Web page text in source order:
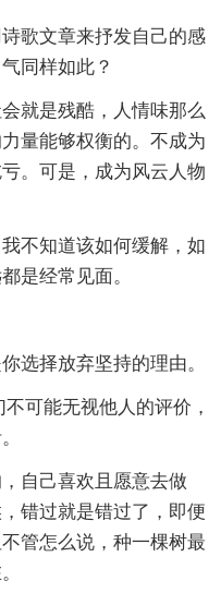
歌文章来抒发自己的感
同样如此？
就是残酷，人情味那么
量能够权衡的。不成为
。可是，成为风云人物
不知道该如何缓解，如
是经常见面。
选择放弃坚持的理由。
可能无视他人的评价，
自己喜欢且愿意去做
错过就是错过了，即便
管怎么说，种一棵树最